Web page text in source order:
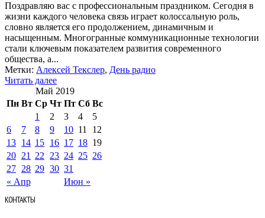
Поздравляю вас с профессиональным праздником. Сегодня в
жизни каждого человека связь играет колоссальную роль,
словно является его продолжением, динамичным и
насыщенным. Многогранные коммуникационные технологии
стали ключевым показателем развития современного
общества, а...
Метки: Алексей Текслер, День радио
Читать далее
Май 2019
Пн Вт Ср Чт Пт Сб Вс
« Апр Июн »
1 2 3 4
5
6
7 8 9 10 11
12
13 14 15 16 17 18 19
20 21 22 23 24 25 26
27 28 29 30 31
КОНТАКТЫ